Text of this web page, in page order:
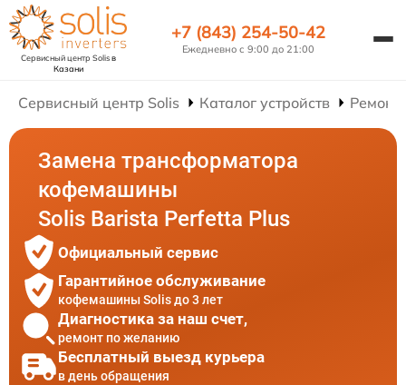
Сервисный центр Solisв
Казани
+7 (843) 254-50-42
Ежедневно с 9:00 до 21:00
Сервисный центр Solis Каталог устройств
Замена трансформатора
кофемашины
Solis Barista Perfetta Plus
Официальный сервис
Гарантийное обслуживание
кофемашины Solis до 3 лет
Диагностика за наш счет,
ремонт по желанию
Бесплатный выезд курьера
в день обращения